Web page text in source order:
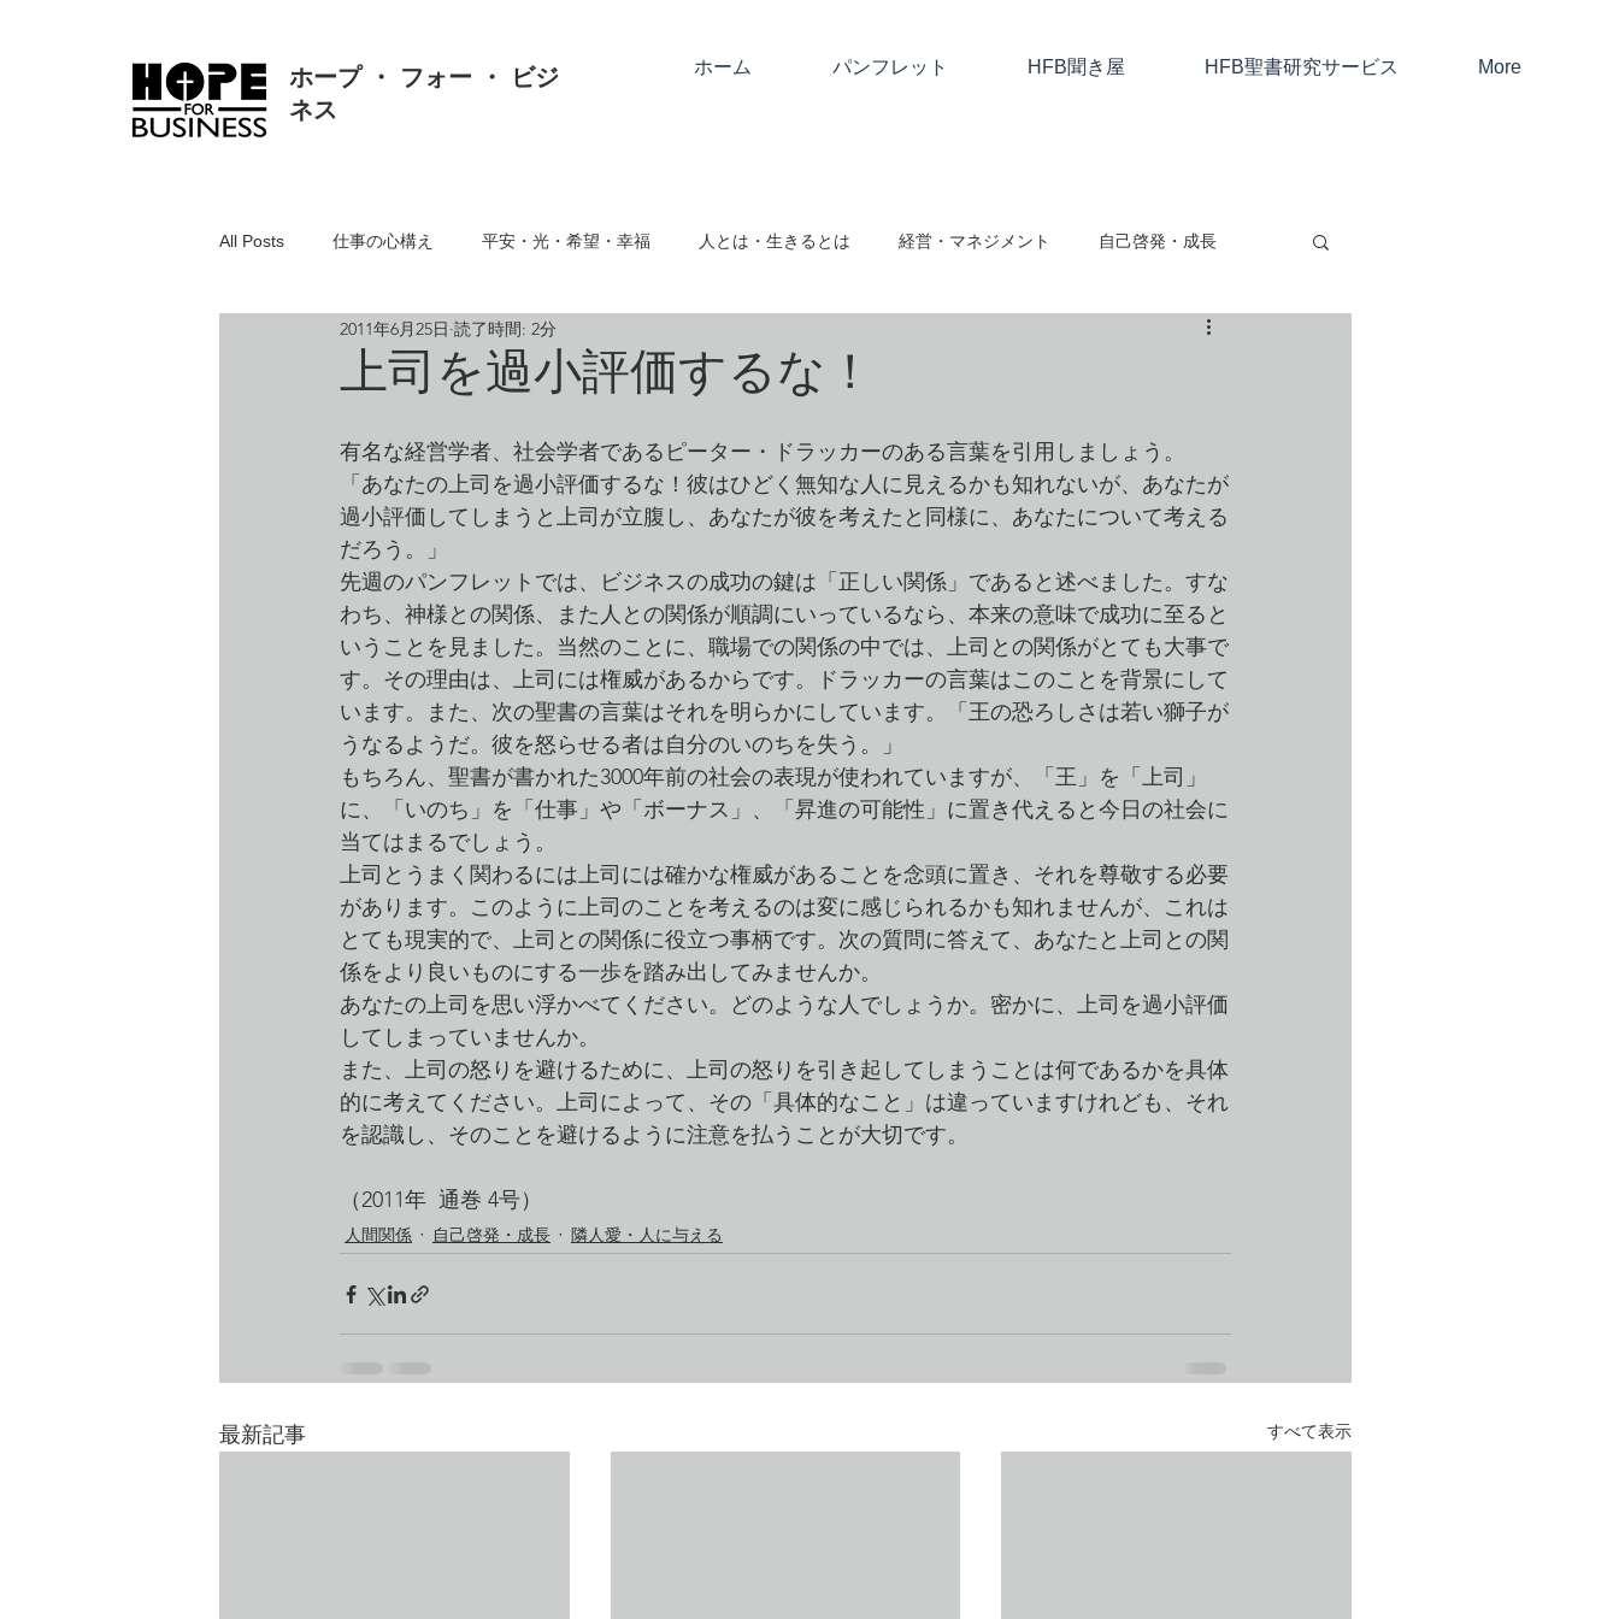
ホーム パンフレット HFB聞き屋 HFB聖書研究サービス More
ホープ ・ フォー ・ ビジ
ネス
All Posts 仕事の心構え 平安・光・希望・幸福 人とは・生きるとは 経営・マネジメント 自己啓発・成長
真理・価値・知恵・真実 人間関係
組織・人事・労務 人の悪・方向転換・改める クリスマス・復活祭・アドベント クリスチャン
上司を過小評価するな！
2011年6月25日 読了時間: 2分
有名な経営学者、社会学者であるピーター・ドラッカーのある言葉を引用しましょう。
「あなたの上司を過小評価するな！彼はひどく無知な人に見えるかも知れないが、あなたが
過小評価してしまうと上司が立腹し、あなたが彼を考えたと同様に、あなたについて考える
だろう。」
先週のパンフレットでは、ビジネスの成功の鍵は「正しい関係」であると述べました。すな
わち、神様との関係、また人との関係が順調にいっているなら、本来の意味で成功に至ると
いうことを見ました。当然のことに、職場での関係の中では、上司との関係がとても大事で
す。その理由は、上司には権威があるからです。ドラッカーの言葉はこのことを背景にして
います。また、次の聖書の言葉はそれを明らかにしています。「王の恐ろしさは若い獅子が
うなるようだ。彼を怒らせる者は自分のいのちを失う。」
もちろん、聖書が書かれた3000年前の社会の表現が使われていますが、「王」を「上司」
に、「いのち」を「仕事」や「ボーナス」、「昇進の可能性」に置き代えると今日の社会に
当てはまるでしょう。
上司とうまく関わるには上司には確かな権威があることを念頭に置き、それを尊敬する必要
があります。このように上司のことを考えるのは変に感じられるかも知れませんが、これは
とても現実的で、上司との関係に役立つ事柄です。次の質問に答えて、あなたと上司との関
係をより良いものにする一歩を踏み出してみませんか。
あなたの上司を思い浮かべてください。どのような人でしょうか。密かに、上司を過小評価
してしまっていませんか。
また、上司の怒りを避けるために、上司の怒りを引き起してしまうことは何であるかを具体
的に考えてください。上司によって、その「具体的なこと」は違っていますけれども、それ
を認識し、そのことを避けるように注意を払うことが大切です。
（2011年  通巻 4号）
人間関係 自己啓発・成長 隣人愛・人に与える
最新記事 すべて表示